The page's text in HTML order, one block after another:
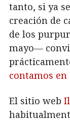
tanto, si ya
creación de
de los
mayo―
contamos
El sitio web